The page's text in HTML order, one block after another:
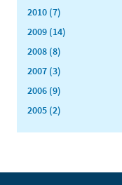
2010 (7)
2009 (14)
2008 (8)
2007 (3)
2006 (9)
2005 (2)